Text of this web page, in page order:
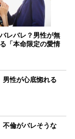
レバレ？男性が無
「本命限定の愛情
男性が心底惚れる
不倫がバレそうな